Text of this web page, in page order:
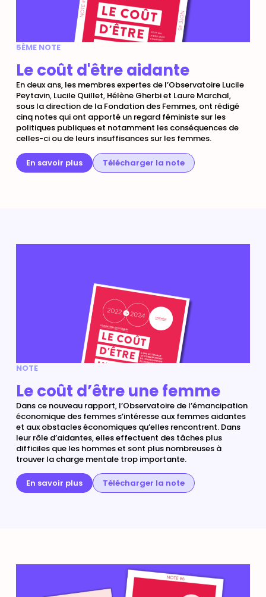
5ÈME NOTE
Le coût d'être aidante
En deux ans, les membres expertes de l’Observatoire Lucile
Peytavin, Lucile Quillet, Hélène Gherbi et Laure Marchal,
sous la direction de la Fondation des Femmes, ont rédigé
cinq notes qui ont apporté un regard féministe sur les
politiques publiques et notamment les conséquences de
celles-ci ou de leurs insuffisances sur les femmes.
En savoir plus Télécharger la note
NOTE
Le coût d’être une femme
Dans ce nouveau rapport, l’Observatoire de l’émancipation
économique des femmes s’intéresse aux femmes aidantes
et aux obstacles économiques qu’elles rencontrent. Dans
leur rôle d’aidantes, elles effectuent des tâches plus
difficiles que les hommes et sont plus nombreuses à
trouver la charge mentale trop importante.
En savoir plus Télécharger la note